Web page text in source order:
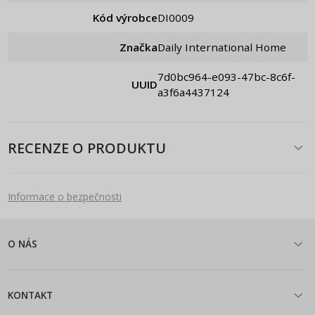
Kód výrobce DI0009
Značka Daily International Home
UUID
7d0bc964-e093-47bc-8c6f-
a3f6a4437124
RECENZE O PRODUKTU
Informace o bezpečnosti
O NÁS
KONTAKT